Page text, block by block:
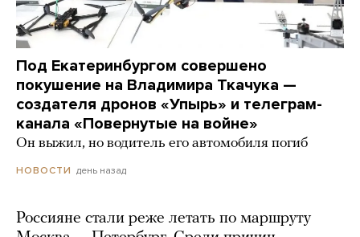
Под Екатеринбургом совершено
покушение на Владимира Ткачука —
создателя дронов «Упырь» и телеграм-
канала «Повернутые на войне»
Он выжил, но водитель его автомобиля погиб
НОВОСТИ день назад
Россияне стали реже летать по маршруту